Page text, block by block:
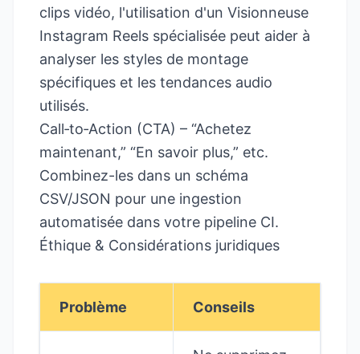
clips vidéo, l'utilisation d'un Visionneuse
Instagram Reels spécialisée peut aider à
analyser les styles de montage
spécifiques et les tendances audio
utilisés.
Call‑to‑Action (CTA) – “Achetez
maintenant,” “En savoir plus,” etc.
Combinez-les dans un schéma
CSV/JSON pour une ingestion
automatisée dans votre pipeline CI.
Éthique & Considérations juridiques
Problème Conseils